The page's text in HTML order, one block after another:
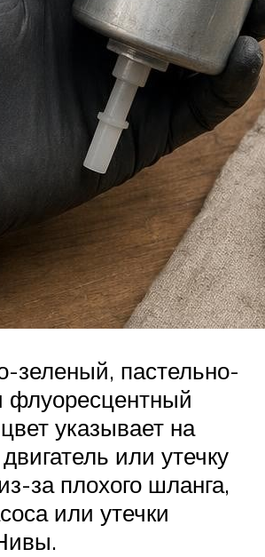
зеленый, пастельно-
флуоресцентный
указывает на
или утечку
за плохого шланга,
или утечки